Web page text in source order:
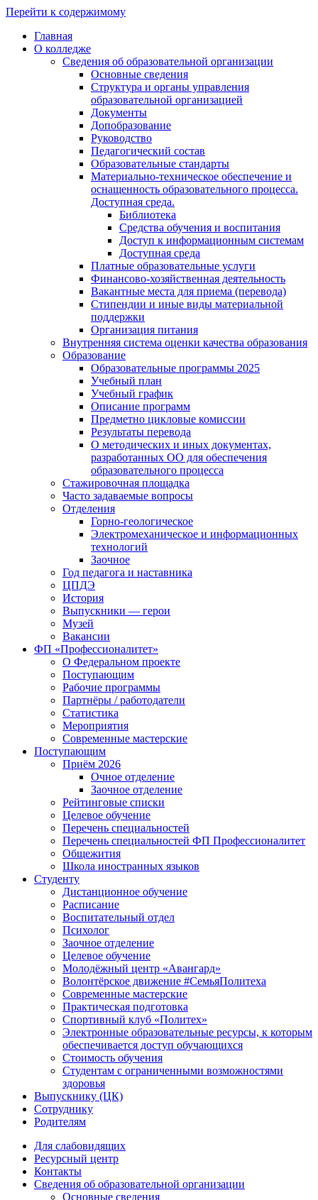
Перейти к содержимому
Главная
О колледже
Сведения об образовательной организации
Основные сведения
Структура и органы управления
образовательной организацией
Документы
Допобразование
Руководство
Педагогический состав
Образовательные стандарты
Материально-техническое обеспечение и
оснащенность образовательного процесса.
Доступная среда.
Библиотека
Средства обучения и воспитания
Доступ к информационным системам
Доступная среда
Платные образовательные услуги
Финансово-хозяйственная деятельность
Вакантные места для приема (перевода)
Стипендии и иные виды материальной
поддержки
Организация питания
Внутренняя система оценки качества образования
Образование
Образовательные программы 2025
Учебный план
Учебный график
Описание программ
Предметно цикловые комиссии
Результаты перевода
О методических и иных документах,
разработанных ОО для обеспечения
образовательного процесса
Стажировочная площадка
Часто задаваемые вопросы
Отделения
Горно-геологическое
Электромеханическое и информационных
технологий
Заочное
Год педагога и наставника
ЦПДЭ
История
Выпускники — герои
Музей
Вакансии
ФП «Профессионалитет»
О Федеральном проекте
Поступающим
Рабочие программы
Партнёры / работодатели
Статистика
Мероприятия
Современные мастерские
Поступающим
Приём 2026
Очное отделение
Заочное отделение
Рейтинговые списки
Целевое обучение
Перечень специальностей
Перечень специальностей ФП Профессионалитет
Общежития
Школа иностранных языков
Студенту
Дистанционное обучение
Расписание
Воспитательный отдел
Психолог
Заочное отделение
Целевое обучение
Молодёжный центр «Авангард»
Волонтёрское движение #СемьяПолитеха
Современные мастерские
Практическая подготовка
Спортивный клуб «Политех»
Электронные образовательные ресурсы, к которым
обеспечивается доступ обучающихся
Стоимость обучения
Студентам с ограниченными возможностями
здоровья
Выпускнику (ЦК)
Сотруднику
Родителям
Для слабовидящих
Ресурсный центр
Контакты
Сведения об образовательной организации
Основные сведения